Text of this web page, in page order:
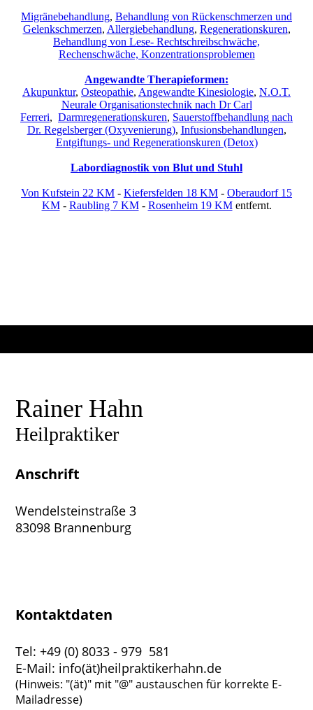
Migränebehandlung, Behandlung von Rückenschmerzen und
Gelenkschmerzen, Allergiebehandlung, Regenerationskuren,
Behandlung von Lese- Rechtschreibschwäche,
Rechenschwäche, Konzentrationsproblemen
Angewandte Therapieformen:
Akupunktur, Osteopathie, Angewandte Kinesiologie, N.O.T.
Neurale Organisationstechnik nach Dr Carl
Ferreri, Darmregenerationskuren, Sauerstoffbehandlung nach
Dr. Regelsberger (Oxyvenierung), Infusionsbehandlungen,
Entgiftungs- und Regenerationskuren (Detox)
Labordiagnostik von Blut und Stuhl
Von Kufstein 22 KM - Kiefersfelden 18 KM - Oberaudorf 15
KM- Raubling 7 KM- Rosenheim 19 KMentfernt.
Rainer Hahn
Heilpraktiker
Anschrift
Wendelsteinstraße 3
83098 Brannenburg
Kontaktdaten
Tel: +49 (0) 8033 - 979 581
E-Mail: info(ät)heilpraktikerhahn.de
(Hinweis: "(ät)" mit "@" austauschen für korrekte E-
Mailadresse)